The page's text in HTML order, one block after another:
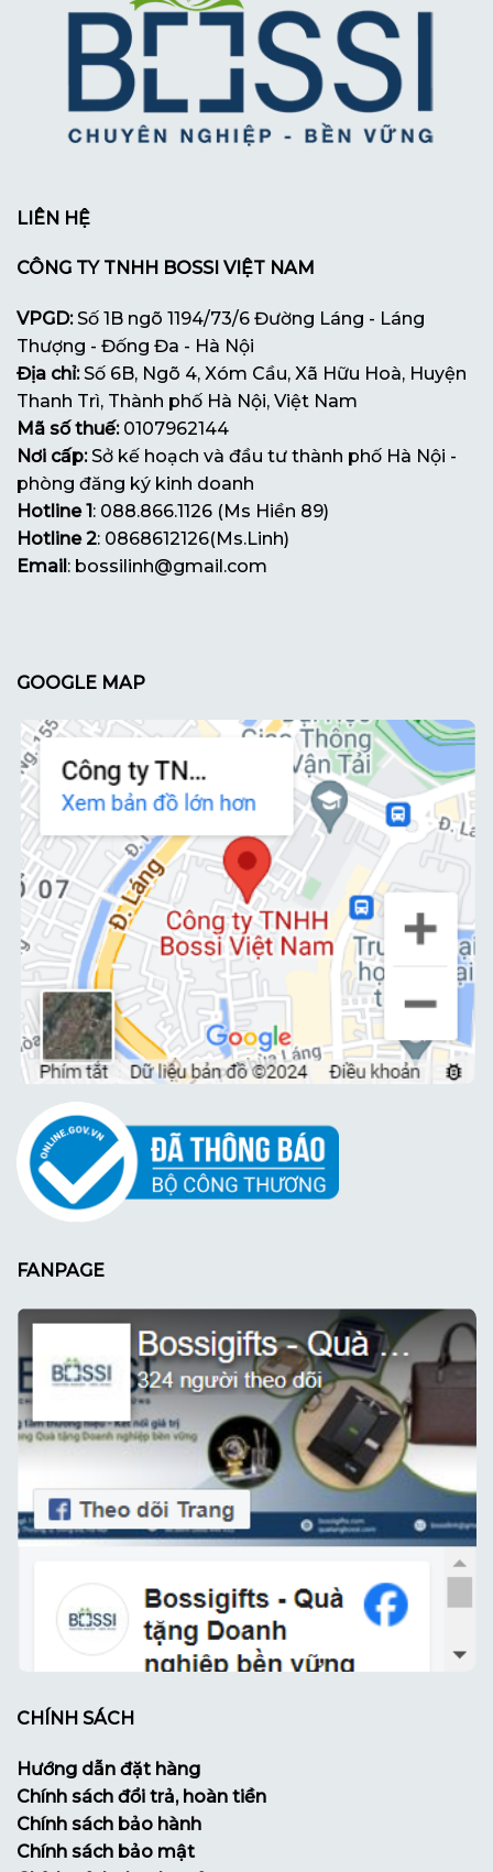
LIÊN HỆ
CÔNG TY TNHH BOSSI VIỆT NAM
VPGD:Số 1B ngõ 1194/73/6 Đường Láng - Láng
Thượng - Đống Đa - Hà Nội
Địa chỉ:Số 6B, Ngõ 4, Xóm Cầu, Xã Hữu Hoà, Huyện
Thanh Trì, Thành phố Hà Nội, Việt Nam
Mã số thuế:0107962144
Nơi cấp:Sở kế hoạch và đầu tư thành phố Hà Nội -
phòng đăng ký kinh doanh
Hotline 1: 088.866.1126 (Ms Hiền 89)
Hotline 2: 0868612126(Ms.Linh)
Email: bossilinh@gmail.com
GOOGLE MAP
FANPAGE
CHÍNH SÁCH
Hướng dẫn đặt hàng
Chính sách đổi trả, hoàn tiền
Chính sách bảo hành
Chính sách bảo mật